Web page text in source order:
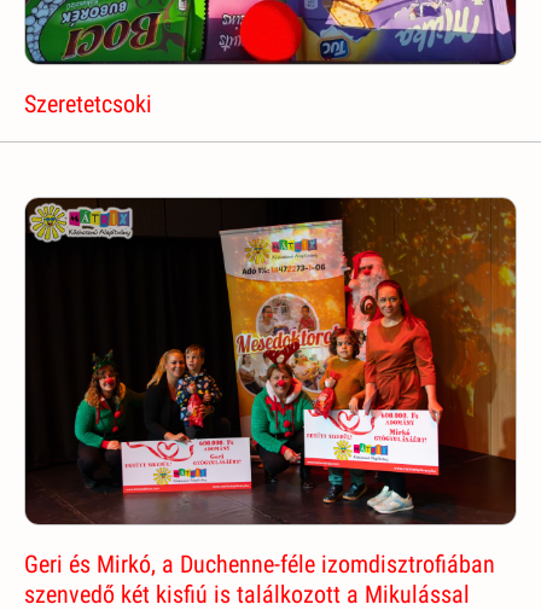
Szeretetcsoki
Geri és Mirkó, a Duchenne-féle izomdisztrofiában
szenvedő két kisfiú is találkozott a Mikulással